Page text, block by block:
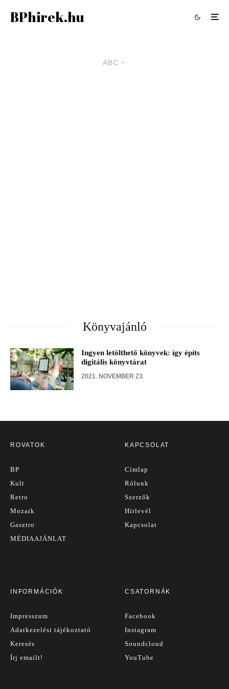
BPhirek.hu
ABC
Könyvajánló
Ingyen letölthető könyvek: így építs
digitális könyvtárat
2021. NOVEMBER 23.
ROVATOK
BP
Kult
Retro
Mozaik
Gasztro
MÉDIAAJÁNLAT
KAPCSOLAT
Címlap
Rólunk
Szerzők
Hírlevél
Kapcsolat
INFORMÁCIÓK
Impresszum
Adatkezelési tájékoztató
Keresés
Írj emailt!
CSATORNÁK
Facebook
Instagram
Soundcloud
YouTube